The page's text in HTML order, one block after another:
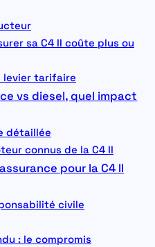
sa C4 II coûte plus ou
levier tarifaire
vs diesel, quel impact
détaillée
connus de la C4 II
pour la C4 II
civile
: le compromis